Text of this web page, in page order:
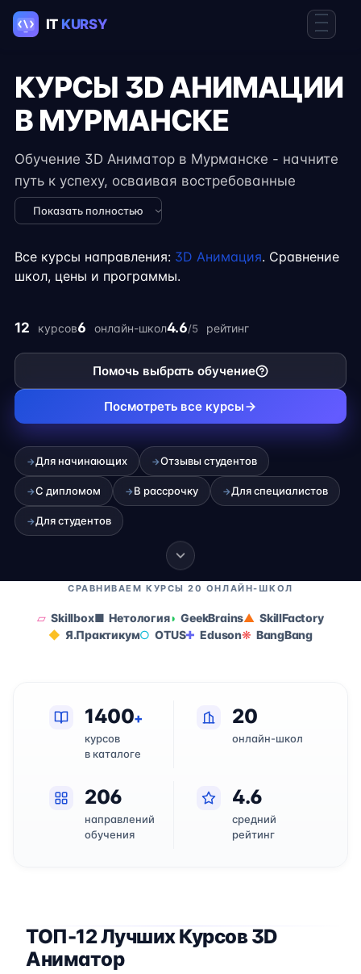
КУРСЫ 3D АНИМАЦИИ
В МУРМАНСКЕ
Обучение 3D Аниматор в Мурманске - начните
путь к успеху, осваивая востребованные
навыки в IT. Курсы подходят для новичков и
специалистов с опытом, включают
консультации экспертов. Гибкий формат
фрилансе.
Показать полностью
Все курсы направления: 3D Анимация. Сравнение
школ, цены и программы.
12 курсов6 онлайн-школ4.6/5 рейтинг
Помочь выбрать обучение
Посмотреть все курсы
→Для начинающих →Отзывы студентов
→С дипломом →В рассрочку →Для специалистов
→Для студентов
СРАВНИВАЕМ КУРСЫ 20 ОНЛАЙН-ШКОЛ
Skillbox Нетология GeekBrains
SkillFactory
Я.Практикум
OTUS Eduson BangBang
1400+
курсов
в каталоге
20
онлайн-школ
206
направлений
обучения
4.6
средний
рейтинг
ТОП-12 Лучших Курсов 3D
Аниматор